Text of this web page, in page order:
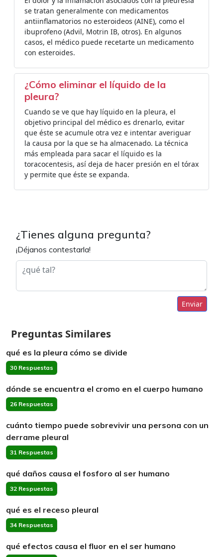
se tratan generalmente con medicamentos
antiinflamatorios no esteroideos (AINE), como el
ibuprofeno (Advil, Motrin IB, otros). En algunos
casos, el médico puede recetarte un medicamento
con esteroides.
¿Cómo eliminar el líquido de la
pleura?
Cuando se ve que hay líquido en la pleura, el
objetivo principal del médico es drenarlo, evitar
que éste se acumule otra vez e intentar averiguar
la causa por la que se ha almacenado. La técnica
más empleada para sacar el líquido es la
toracocentesis, así deja de hacer presión en el tórax
y permite que éste se expanda.
¿Tienes alguna pregunta?
¡Déjanos contestarla!
Enviar
Preguntas Similares
qué es la pleura cómo se divide
30 Respuestas
dónde se encuentra el cromo en el cuerpo humano
26 Respuestas
cuánto tiempo puede sobrevivir una persona con un
derrame pleural
31 Respuestas
qué daños causa el fosforo al ser humano
32 Respuestas
qué es el receso pleural
34 Respuestas
qué efectos causa el fluor en el ser humano